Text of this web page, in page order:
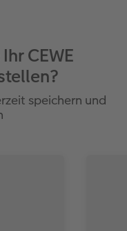
CEWE
speichern und